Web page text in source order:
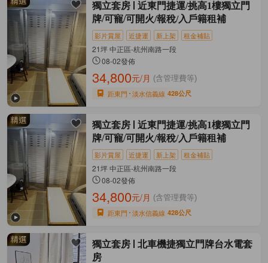
獨立套房
近東門捷運/挑高1樓獨立門
牌/可寵/可開火/報稅/入戶籍租補
影片賞屋 近捷運 新上架 租金補貼
21坪 中正區-杭州南路一段
08-02發佈
34,800元/月 (含管理費等)
距東門 淡水信義線 428公尺
獨立套房
近東門捷運/挑高1樓獨立門
牌/可寵/可開火/報稅/入戶籍租補
影片賞屋 近捷運 新上架 租金補貼
21坪 中正區-杭州南路一段
08-02發佈
34,800元/月 (含管理費等)
距東門 淡水信義線 428公尺
獨立套房
北車機捷獨立門牌台水電套
房